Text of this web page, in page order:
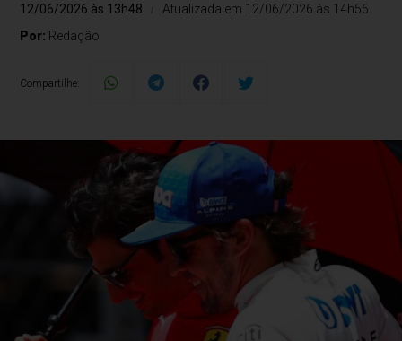
12/06/2026 às 13h48
Atualizada em 12/06/2026 às 14h56
Por: Redação
Compartilhe: